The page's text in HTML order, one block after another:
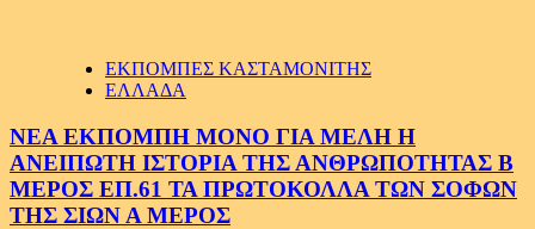
ΕΚΠΟΜΠΕΣ ΚΑΣΤΑΜΟΝΙΤΗΣ
ΕΛΛΑΔΑ
ΝΕΑ ΕΚΠΟΜΠΗ ΜΟΝΟ ΓΙΑ ΜΕΛΗ Η
ΑΝΕΙΠΩΤΗ ΙΣΤΟΡΙΑ ΤΗΣ ΑΝΘΡΩΠΟΤΗΤΑΣ Β
ΜΕΡΟΣ ΕΠ.61 ΤΑ ΠΡΩΤΟΚΟΛΛΑ ΤΩΝ ΣΟΦΩΝ
ΤΗΣ ΣΙΩΝ Α ΜΕΡΟΣ